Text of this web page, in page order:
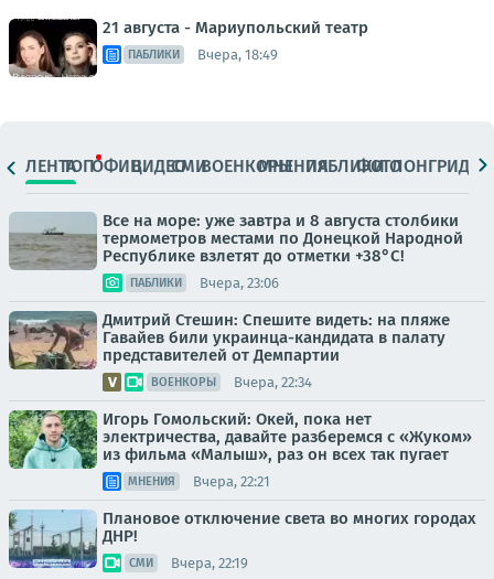
21 августа - Мариупольский театр
ПАБЛИКИ Вчера, 18:49
ЛЕНТАТОПОФИЦ.ВИДЕОСМИВОЕНКОРЫМНЕНИЯПАБЛИКИ
ФОТОЛОНГРИДЫ
Все на море: уже завтра и 8 августа столбики
термометров местами по Донецкой Народной
Республике взлетят до отметки +38°C!
ПАБЛИКИ Вчера, 23:06
Дмитрий Стешин: Спешите видеть: на пляже
Гавайев били украинца-кандидата в палату
представителей от Демпартии
ВОЕНКОРЫ Вчера, 22:34
Игорь Гомольский: Окей, пока нет
электричества, давайте разберемся с «Жуком»
из фильма «Малыш», раз он всех так пугает
МНЕНИЯ Вчера, 22:21
Плановое отключение света во многих городах
ДНР!
СМИ Вчера, 22:19